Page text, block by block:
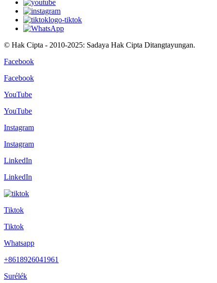
© Hak Cipta - 2010-2025: Sadaya Hak Cipta Ditangtayungan.
Facebook
Facebook
YouTube
YouTube
Instagram
Instagram
LinkedIn
LinkedIn
Tiktok
Tiktok
Whatsapp
+8618926041961
Surélék